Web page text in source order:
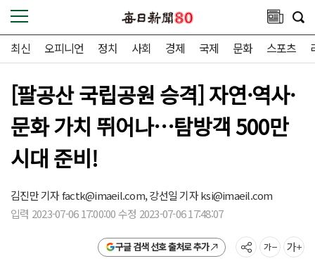
최신 오피니언 정치 사회 경제 국제 문화 스포츠
[팔공산 국립공원 승격] 자연·역사·
문화 가치 뛰어나…탐방객 500만
시대 준비!
김진만 기자factk@imaeil.com,강선일 기자ksi@imaeil.com
입력 2023-07-06 17:00:00 수정 2023-07-06 17:48:07
구글 검색 선호 출처로 추가